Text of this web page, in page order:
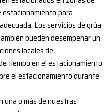
estacionamiento para
Los servicios de grúa
pueden desempeñar un
locales de
tiempo en el estacionamiento
el estacionamiento durante
o más de nuestras